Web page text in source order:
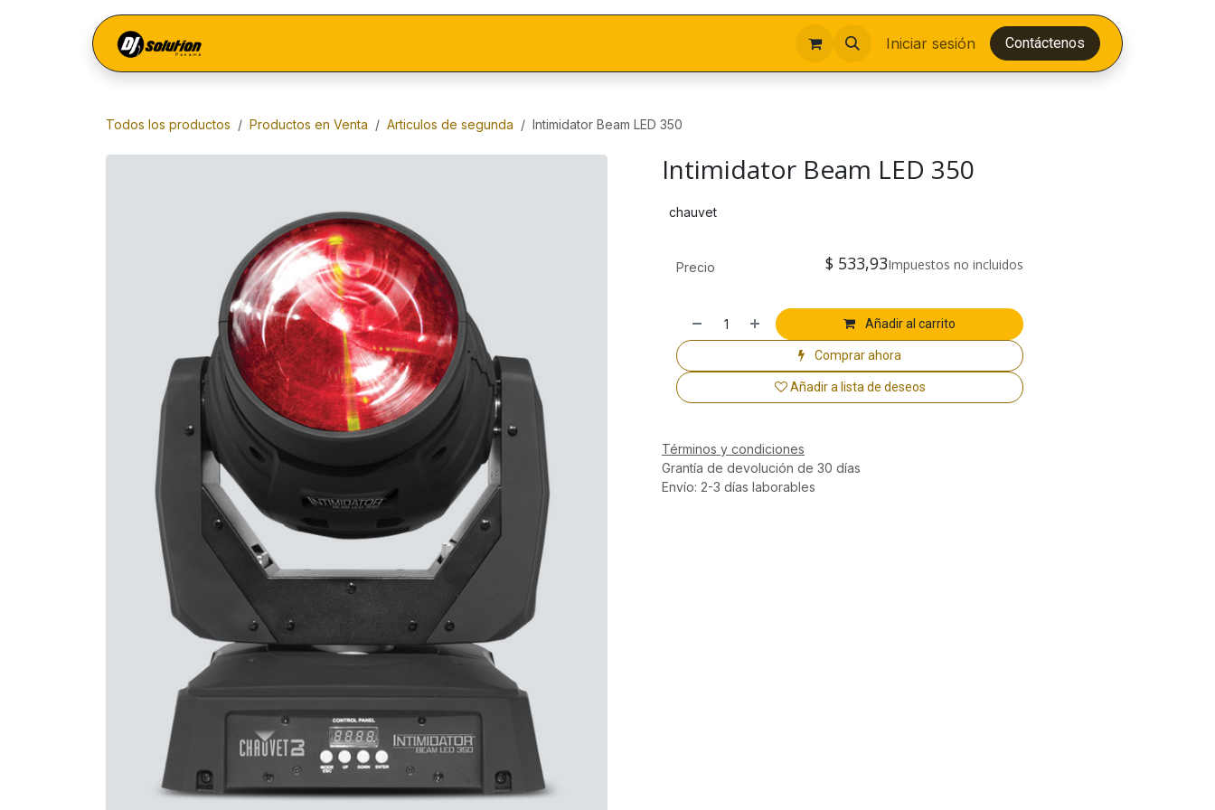
Iniciar sesión Contáctenos
Todos los productos Productos en Venta Articulos de segunda Intimidator Beam LED 350
Intimidator Beam LED 350
chauvet
Añadir al carrito
Comprar ahora
Añadir a lista de deseos
Precio $ 533,93Impuestos no incluidos
Términos y condiciones
Grantía de devolución de 30 días
Envío: 2-3 días laborables